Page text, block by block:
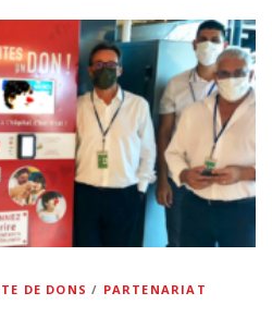
DE DONS / PARTENARIAT